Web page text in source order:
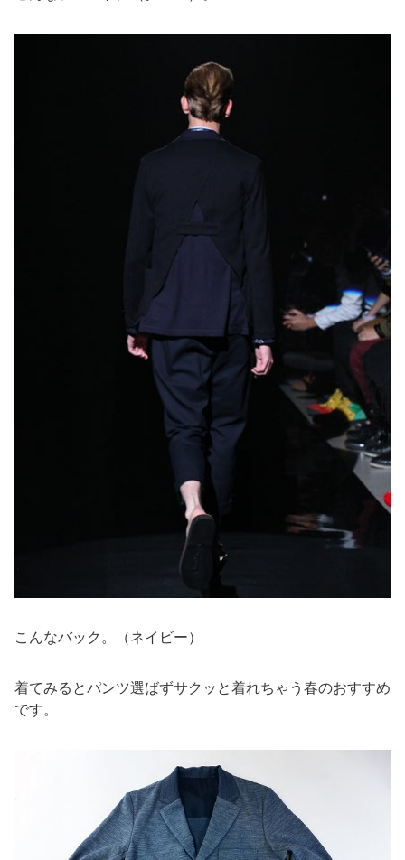
こんなバック。（ネイビー）
着てみるとパンツ選ばずサクッと着れちゃう春のおすすめ
です。